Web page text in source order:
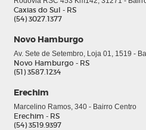
Caxias do Sul - RS
(54) 3027.1377
Novo Hamburgo
Av. Sete de Setembro, Loja 01, 1519 -
Novo Hamburgo - RS
(51) 3587.1234
Erechim
Marcelino Ramos, 340 - Bairro Centro
Erechim - RS
(54) 3519.9397